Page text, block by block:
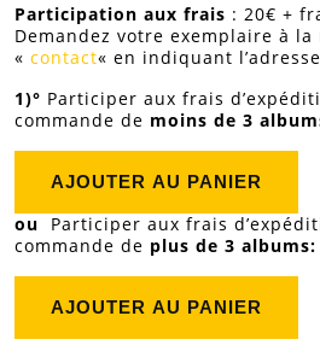
Participation aux frais : 20€ +
Demandez votre exemplaire à
« contact« en indiquant
1)° Participer aux frais
commande de moins de 3
ou Participer aux frais
commande de plus de 3 albums: